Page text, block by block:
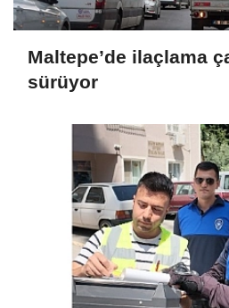
Maltepe’de ilaçlama
sürüyor